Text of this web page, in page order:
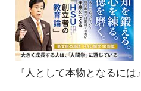
『人として本物となるには』